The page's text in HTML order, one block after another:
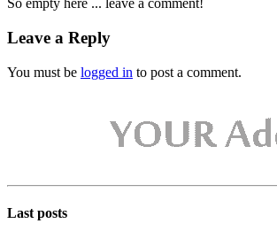
So empty here ... leave a comment!
Leave a Reply
You must be logged in to post a comment.
Last posts